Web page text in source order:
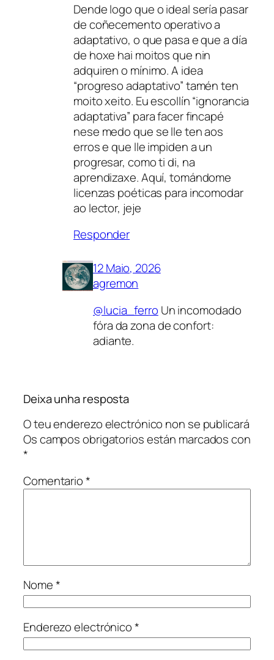
Dende logo que o ideal sería pasar
de coñecemento operativo a
adaptativo, o que pasa e que a día
de hoxe hai moitos que nin
adquiren o mínimo. A idea
“progreso adaptativo” tamén ten
moito xeito. Eu escollín “ignorancia
adaptativa” para facer fincapé
nese medo que se lle ten aos
erros e que lle impiden a un
progresar, como ti di, na
aprendizaxe. Aquí, tomándome
licenzas poéticas para incomodar
ao lector, jeje
Responder
12 Maio, 2026
agremon
@lucia_ferro Un incomodado
fóra da zona de confort:
adiante.
Deixa unha resposta
O teu enderezo electrónico non se publicará
Os campos obrigatorios están marcados con
*
Comentario*
Nome*
Enderezo electrónico*